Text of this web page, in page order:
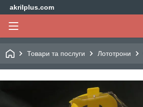
akrilplus.com
Товари та послуги Лототрони